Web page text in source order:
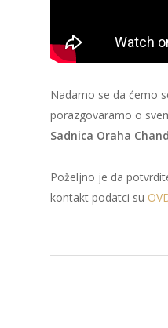
Nadamo se da ćemo
porazgovaramo o
Sadnica Oraha
Poželjno je da
kontakt podatci su